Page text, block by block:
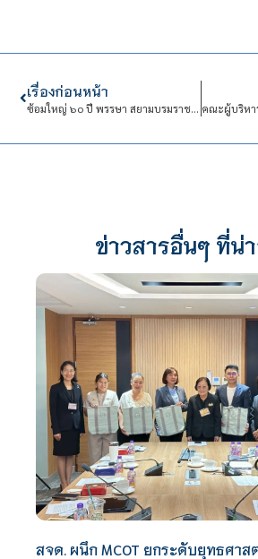
เรื่องก่อนหน้า
ซ้อมใหญ่ ๖o ปี พรรษา สยามบรมราชกุมารี ณ ศูนย์วัฒนธรรม
ข่าวสารอื่นๆ ที่น่
สจด. ผนึก MCOT ยกระดับยุทธศาส